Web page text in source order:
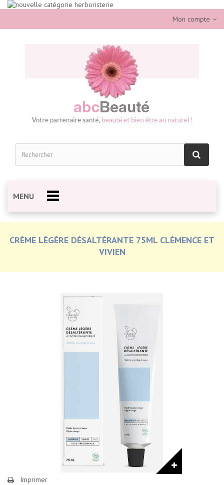
Mon compte
MENU
CRÈME LÉGÈRE DÉSALTÉRANTE 75ML CLÉMENCE ET
VIVIEN
Imprimer